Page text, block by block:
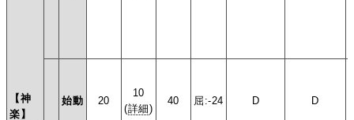
【神
楽】
始動 20
10
(詳細)
40 屈:-24 D D